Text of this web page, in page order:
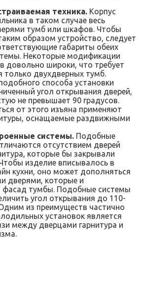
техника. Корпус
в таком случае весь
тумб или шкафов. Чтобы
образом устройство, следует
габариты обеих
Некоторые модификации
довольно широки, что требует
только двухдверных тумб.
способа установки
угол открывания дверей,
не превышает 90 градусов.
от этого изъяна применяют
оснащаемые раздвижными
системы. Подобные
отсутствием дверей
которые бы закрывали
изделие вписывалось в
кухни, оно может дополняться
дверями, которые и
фасад тумбы. Подобные системы
угол открывания до 110-
из преимуществ частично
установок является
между дверцами гарнитура и